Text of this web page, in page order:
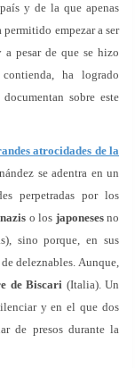
y de la que apenas
empezar a ser
a pesar de que se hizo
ha logrado
sobre este
atrocidades de la
se adentra en un
perpetradas por los
nazis o los japonesesno
sino porque, en sus
deleznables. Aunque,
de Biscari (Italia). Un
y en el que dos
de presos durante la